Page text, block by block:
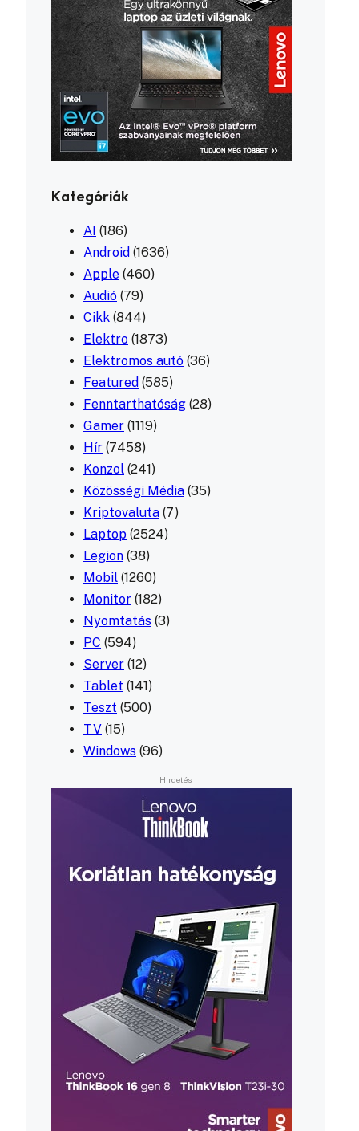
Kategóriák
AI (186)
Android (1636)
Apple (460)
Audió (79)
Cikk (844)
Elektro (1873)
Elektromos autó (36)
Featured (585)
Fenntarthatóság (28)
Gamer (1119)
Hír (7458)
Konzol (241)
Közösségi Média (35)
Kriptovaluta (7)
Laptop (2524)
Legion (38)
Mobil (1260)
Monitor (182)
Nyomtatás (3)
PC (594)
Server (12)
Tablet (141)
Teszt (500)
TV (15)
Windows (96)